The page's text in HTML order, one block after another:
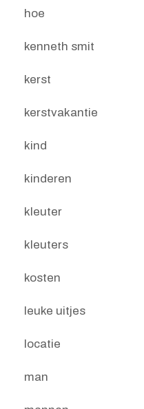
hoe
kenneth smit
kerst
kerstvakantie
kind
kinderen
kleuter
kleuters
kosten
leuke uitjes
locatie
man